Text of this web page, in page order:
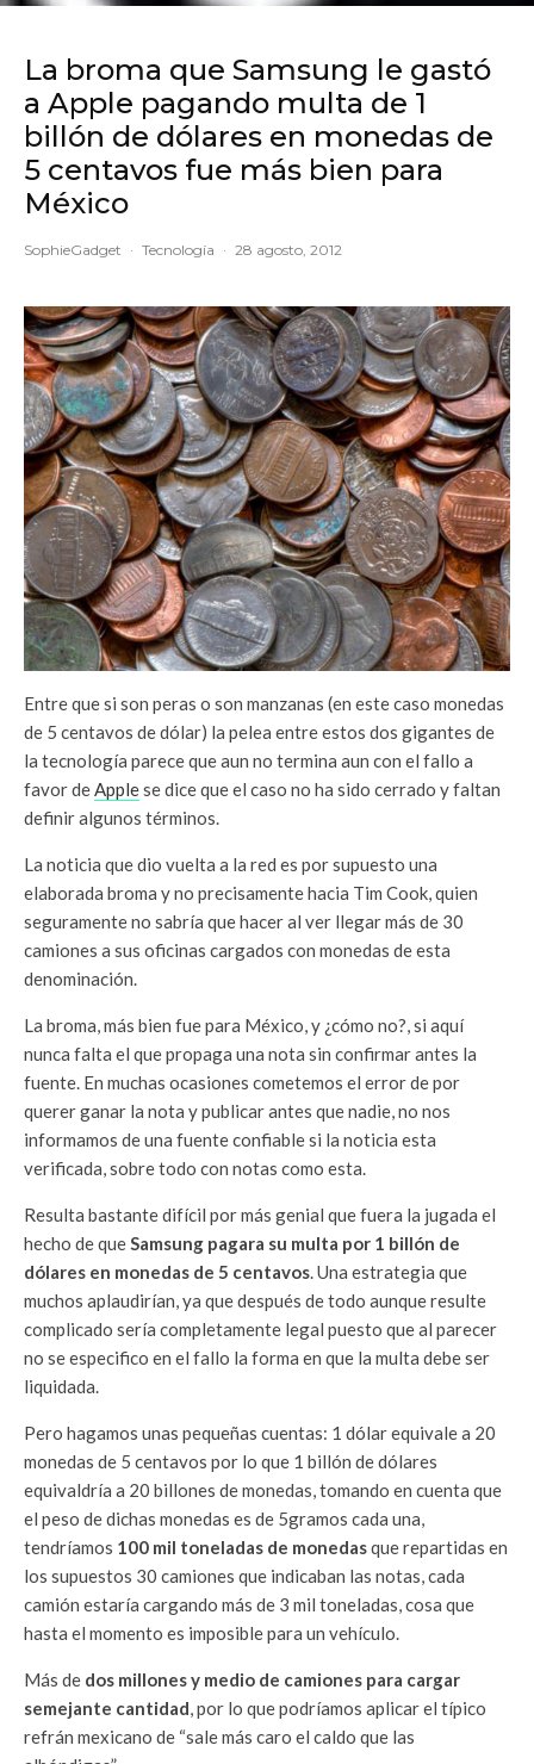
La broma que Samsung le gastó
a Apple pagando multa de 1
billón de dólares en monedas de
5 centavos fue más bien para
México
SophieGadget · Tecnología · 28 agosto, 2012
Entre que si son peras o son manzanas (en este caso monedas
de 5 centavos de dólar) la pelea entre estos dos gigantes de
la tecnología parece que aun no termina aun con el fallo a
favor deApplese dice que el caso no ha sido cerrado y faltan
definir algunos términos.
La noticia que dio vuelta a la red es por supuesto una
elaborada broma y no precisamente hacia Tim Cook, quien
seguramente no sabría que hacer al ver llegar más de 30
camiones a sus oficinas cargados con monedas de esta
denominación.
La broma, más bien fue para México, y ¿cómo no?, si aquí
nunca falta el que propaga una nota sin confirmar antes la
fuente. En muchas ocasiones cometemos el error de por
querer ganar la nota y publicar antes que nadie, no nos
informamos de una fuente confiable si la noticia esta
verificada, sobre todo con notas como esta.
Resulta bastante difícil por más genial que fuera la jugada el
hecho de queSamsung pagara su multa por 1 billón de
dólares en monedas de 5 centavos. Una estrategia que
muchos aplaudirían, ya que después de todo aunque resulte
complicado sería completamente legal puesto que al parecer
no se especifico en el fallo la forma en que la multa debe ser
liquidada.
Pero hagamos unas pequeñas cuentas: 1 dólar equivale a 20
monedas de 5 centavos por lo que 1 billón de dólares
equivaldría a 20 billones de monedas, tomando en cuenta que
el peso de dichas monedas es de 5gramos cada una,
tendríamos 100 mil toneladas de monedasque repartidas en
los supuestos 30 camiones que indicaban las notas, cada
camión estaría cargando más de 3 mil toneladas, cosa que
hasta el momento es imposible para un vehículo.
Más de dos millones y medio de camiones para cargar
semejante cantidad, por lo que podríamos aplicar el típico
refrán mexicano de “sale más caro el caldo que las